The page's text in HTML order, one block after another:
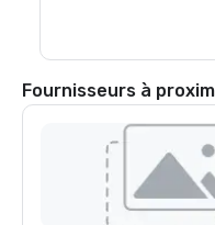
Fournisseurs à